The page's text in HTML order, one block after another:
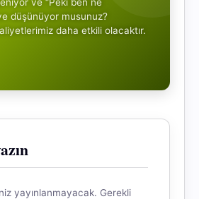
düşünüyor musunuz?
daha etkili olacaktır.
yayınlanmayacak. Gerekli